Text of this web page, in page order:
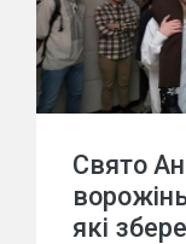
Свято
які